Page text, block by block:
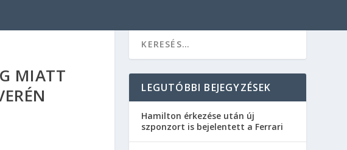
MIATT
LEGUTÓBBI BEJEGYZÉSEK
Hamilton érkezése után új
szponzort is bejelentett a Ferrari